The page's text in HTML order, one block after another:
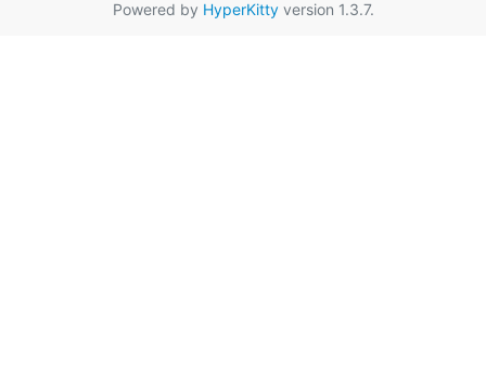
Powered by HyperKittyversion 1.3.7.